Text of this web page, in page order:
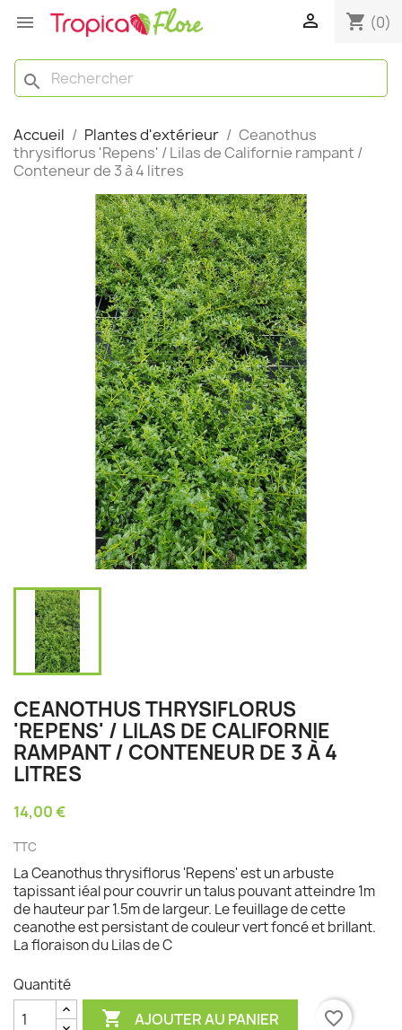
  shopping_cart (0)
search
Accueil Plantes d'extérieur
Ceanothus
thrysiflorus 'Repens' / Lilas de Californie rampant /
Conteneur de 3 à 4 litres
CEANOTHUS THRYSIFLORUS
'REPENS' / LILAS DE CALIFORNIE
RAMPANT / CONTENEUR DE 3 À 4
LITRES
14,00 €
TTC
La Ceanothus thrysiflorus 'Repens' est un arbuste
tapissant iéal pour couvrir un talus pouvant atteindre 1m
de hauteur par 1.5m de largeur. Le feuillage de cette
ceanothe est persistant de couleur vert foncé et brillant.
La floraison du Lilas de C
Quantité
 AJOUTER AU PANIER favorite_border